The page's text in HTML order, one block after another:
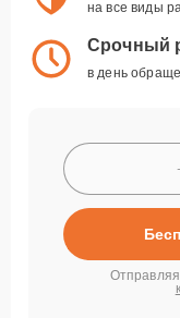
на все виды
Срочный
в день